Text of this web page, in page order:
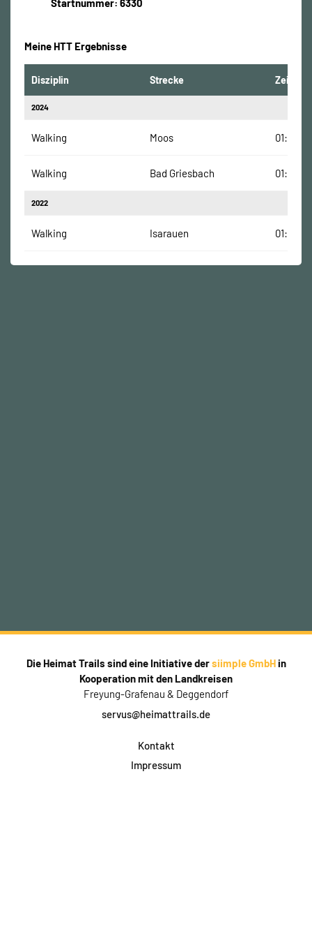
Startnummer: 6330
Meine HTT Ergebnisse
Disziplin Strecke Zeit
2024
Walking Moos
Walking Bad Griesbach
2022
Walking Isarauen
Die Heimat Trails sind eine Initiative dersiimple GmbHin
Kooperation mit den Landkreisen
Freyung-Grafenau & Deggendorf
servus@heimattrails.de
Kontakt
Impressum